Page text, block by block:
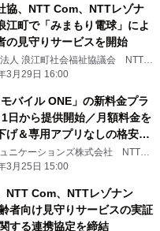
協、NTT Com、NTTレゾナ
江町で「みまもり電球」によ
の見守りサービスを開始
人 浪江町社会福祉協議会 NTTコ
ションズ株式会社 NTTレゾナン
3月29日 16:00
モバイル ONE」の新料金プラ
日から提供開始／月額料金を
げ＆専用アプリなしの格安通
とお得に！
ニケーションズ株式会社 NTTレ
式会社
3月25日 15:00
NTT Com、NTTレゾナン
者向け見守りサービスの実証
する連携協定を締結